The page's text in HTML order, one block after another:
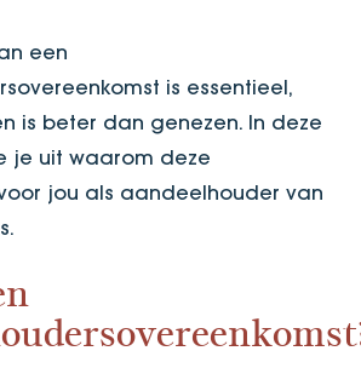
een
is essentieel,
is beter dan genezen. In deze
je uit waarom deze
jou als aandeelhouder van